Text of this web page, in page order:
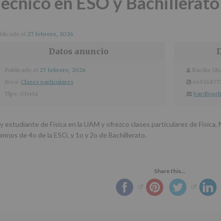
el 27 febrero, 2026
Datos anuncio
Publicado el 27 febrero, 2026
Area: Clases particulares
Tipo: Oferta
Nombre
apellidos:
Bardia
teléfono
Email
estudiante de Física en la UAM y ofrezco clases particulares de
de 4o de la ESO, y 1o y 2o de Bachillerato.
Share this...